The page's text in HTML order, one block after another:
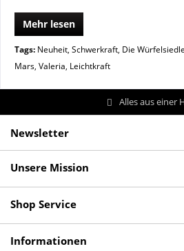
Mehr lesen
Tags: Neuheit, Schwerkraft, Die
Mars, Valeria, Leichtkraft
Alles aus einer
Newsletter
Unsere Mission
Shop Service
Informationen